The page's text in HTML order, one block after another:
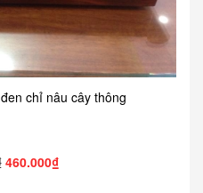
chỉ nâu cây thông
460.000₫